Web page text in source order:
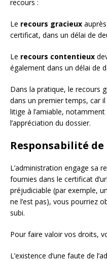
recours :
Le recours gracieux
certificat, dans un délai de
Le recours contentieux
également dans un délai de
Dans la pratique, le recours
dans un premier temps, car
litige à l’amiable,
l’appréciation du dossier.
Responsabilité
L’administration engage sa
fournies dans le certificat
préjudiciable (par exemple,
ne l’est pas), vous pourriez
subi.
Pour faire valoir vos droits,
L’existence d’une faute de